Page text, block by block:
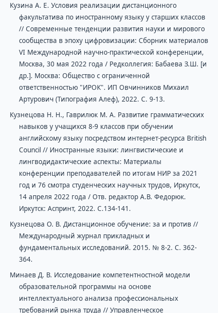
Кузина А. Е. Условия реализации дистанционного
факультатива по иностранному языку у старших классов
// Современные тенденции развития науки и мирового
сообщества в эпоху цифровизации: Сборник материалов
VI Международной научно-практической конференции,
Москва, 30 мая 2022 года / Редколлегия: Бабаева З.Ш. [и
др.]. Москва: Общество с ограниченной
ответственностью "ИРОК". ИП Овчинников Михаил
Артурович (Типография Алеф), 2022. С. 9-13.
Кузнецова Н. Н., Гаврилюк М. А. Развитие грамматических
навыков у учащихся 8-9 классов при обучении
английскому языку посредством интернет-ресурса British
Council // Иностранные языки: лингвистические и
лингводидактические аспекты: Материалы
конференции преподавателей по итогам НИР за 2021
год и 76 смотра студенческих научных трудов, Иркутск,
14 апреля 2022 года / Отв. редактор А.В. Федорюк.
Иркутск: Аспринт, 2022. С.134-141.
Кузнецова О. В. Дистанционное обучение: за и против //
Международный журнал прикладных и
фундаментальных исследований. 2015. № 8-2. С. 362-
364.
Минаев Д. В. Исследование компетентностной модели
образовательной программы на основе
интеллектуального анализа профессиональных
требований рынка труда // Управленческое